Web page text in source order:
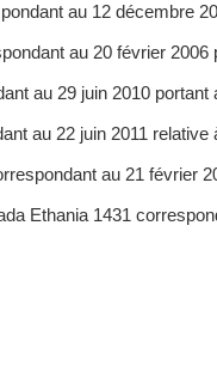
au 12 décembre
au 20 février 2006
au 29 juin 2010
au 22 juin 2011 relative
au 21 février
Ethania 1431